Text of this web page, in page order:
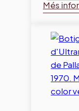
Més